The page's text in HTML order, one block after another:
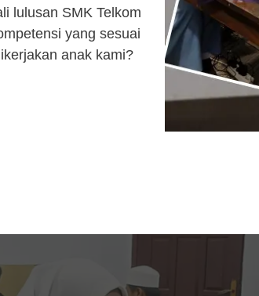
lulusan SMK Telkom
yang sesuai
anak kami?